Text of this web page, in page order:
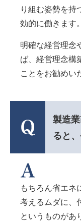
り組む姿勢を持
効的に働きます。
明確な経営理念
ば、経営理念構
ことをお勧めい
製造
ると
もちろん省エネ
考えるムダに、
というものがあ